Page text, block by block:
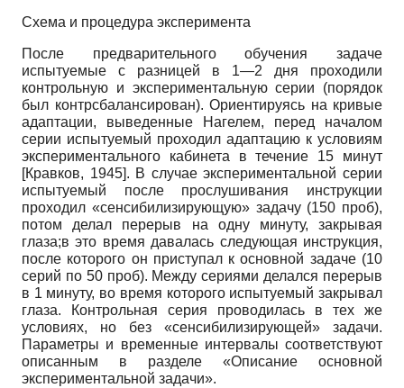
Схема и процедура эксперимента
После предварительного обучения задаче
испытуемые с разницей в 1—2 дня проходили
контрольную и экспериментальную серии (порядок
был контрсбалансирован). Ориентируясь на кривые
адаптации, выведенные Нагелем, перед началом
серии испытуемый проходил адаптацию к условиям
экспериментального кабинета в течение 15 минут
[Кравков, 1945]. В случае экспериментальной серии
испытуемый после прослушивания инструкции
проходил «сенсибилизирующую» задачу (150 проб),
потом делал перерыв на одну минуту, закрывая
глаза;в это время давалась следующая инструкция,
после которого он приступал к основной задаче (10
серий по 50 проб). Между сериями делался перерыв
в 1 минуту, во время которого испытуемый закрывал
глаза. Контрольная серия проводилась в тех же
условиях, но без «сенсибилизирующей» задачи.
Параметры и временные интервалы соответствуют
описанным в разделе «Описание основной
экспериментальной задачи».